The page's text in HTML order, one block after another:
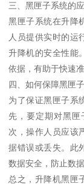
三、黑匣子系统的
黑匣子系统在升降
人员提供实时的运
升降机的安全性能
依据，有助于快速
四、如何保障黑匣
为了保证黑匣子系
先，要定期对黑
次，操作人员应该
据错误或丢失。此
数据安全，防止数
总之，升降机黑匣